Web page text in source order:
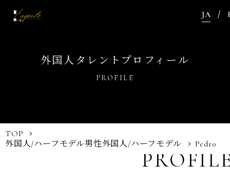
JA
外国人タレントプロフィール
PROFILE
TOP
外国人/ハーフモデル男性外国人/ハーフモデル Pedro